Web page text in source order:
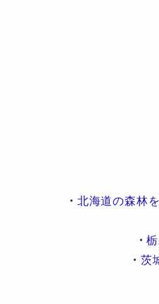
・ 北海道の森林
・
・ 茨